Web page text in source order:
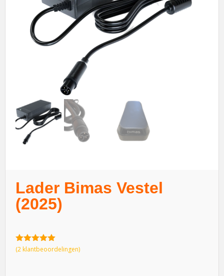
Lader Bimas Vestel
(2025)
5.00van 5
(2klantbeoordelingen)